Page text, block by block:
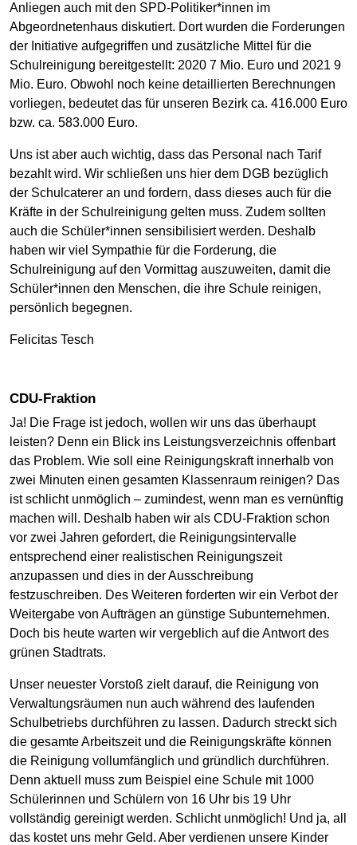
Anliegen auch mit den SPD-Politiker*innen im
Abgeordnetenhaus diskutiert. Dort wurden die Forderungen
der Initiative aufgegriffen und zusätzliche Mittel für die
Schulreinigung bereitgestellt: 2020 7 Mio. Euro und 2021 9
Mio. Euro. Obwohl noch keine detaillierten Berechnungen
vorliegen, bedeutet das für unseren Bezirk ca. 416.000 Euro
bzw. ca. 583.000 Euro.
Uns ist aber auch wichtig, dass das Personal nach Tarif
bezahlt wird. Wir schließen uns hier dem DGB bezüglich
der Schulcaterer an und fordern, dass dieses auch für die
Kräfte in der Schulreinigung gelten muss. Zudem sollten
auch die Schüler*innen sensibilisiert werden. Deshalb
haben wir viel Sympathie für die Forderung, die
Schulreinigung auf den Vormittag auszuweiten, damit die
Schüler*innen den Menschen, die ihre Schule reinigen,
persönlich begegnen.
Felicitas Tesch
CDU-Fraktion
Ja! Die Frage ist jedoch, wollen wir uns das überhaupt
leisten? Denn ein Blick ins Leistungsverzeichnis offenbart
das Problem. Wie soll eine Reinigungskraft innerhalb von
zwei Minuten einen gesamten Klassenraum reinigen? Das
ist schlicht unmöglich – zumindest, wenn man es vernünftig
machen will. Deshalb haben wir als CDU-Fraktion schon
vor zwei Jahren gefordert, die Reinigungsintervalle
entsprechend einer realistischen Reinigungszeit
anzupassen und dies in der Ausschreibung
festzuschreiben. Des Weiteren forderten wir ein Verbot der
Weitergabe von Aufträgen an günstige Subunternehmen.
Doch bis heute warten wir vergeblich auf die Antwort des
grünen Stadtrats.
Unser neuester Vorstoß zielt darauf, die Reinigung von
Verwaltungsräumen nun auch während des laufenden
Schulbetriebs durchführen zu lassen. Dadurch streckt sich
die gesamte Arbeitszeit und die Reinigungskräfte können
die Reinigung vollumfänglich und gründlich durchführen.
Denn aktuell muss zum Beispiel eine Schule mit 1000
Schülerinnen und Schülern von 16 Uhr bis 19 Uhr
vollständig gereinigt werden. Schlicht unmöglich! Und ja, all
das kostet uns mehr Geld. Aber verdienen unsere Kinder